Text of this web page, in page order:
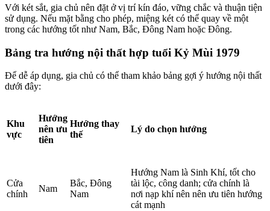
Với két sắt, gia chủ nên đặt ở vị trí kín đáo, vững chắc và thuận tiện
sử dụng. Nếu mặt bằng cho phép, miệng két có thể quay về một
trong các hướng tốt như Nam, Bắc, Đông Nam hoặc Đông.
Bảng tra hướng nội thất hợp tuổi Kỷ Mùi 1979
Để dễ áp dụng, gia chủ có thể tham khảo bảng gợi ý hướng nội thất
dưới đây:
Khu
vực
Hướng
nên ưu
tiên
Hướng thay
thế
Lý do chọn hướng
Cửa
chính
Nam
Bắc, Đông
Nam
Hướng Nam là Sinh Khí, tốt cho
tài lộc, công danh; cửa chính là
nơi nạp khí nên nên ưu tiên hướng
cát mạnh